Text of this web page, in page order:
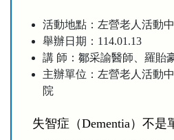
活動地點：左營老人活動
舉辦日期：114.01.13
講 師：鄒采諭醫師、羅貽
主辦單位：左營老人活動
院
失智症（Dementia）不是